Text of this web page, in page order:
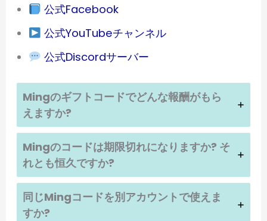
公式Facebook
公式YouTubeチャンネル
公式Discordサーバー
Mingのギフトコードでどんな報酬がもら
えますか?
Mingのコードは期限切れになりますか? そ
れとも恒久ですか?
同じMingコードを別アカウントで使えま
すか?